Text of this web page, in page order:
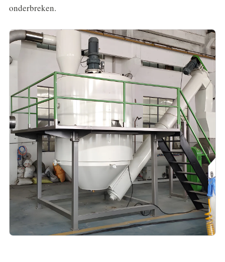
onderbreken.